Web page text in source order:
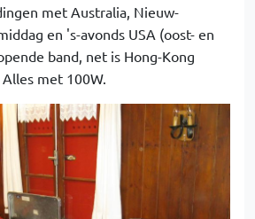
met Australia, Nieuw-
en 's-avonds USA (oost- en
band, net is Hong-Kong
met 100W.